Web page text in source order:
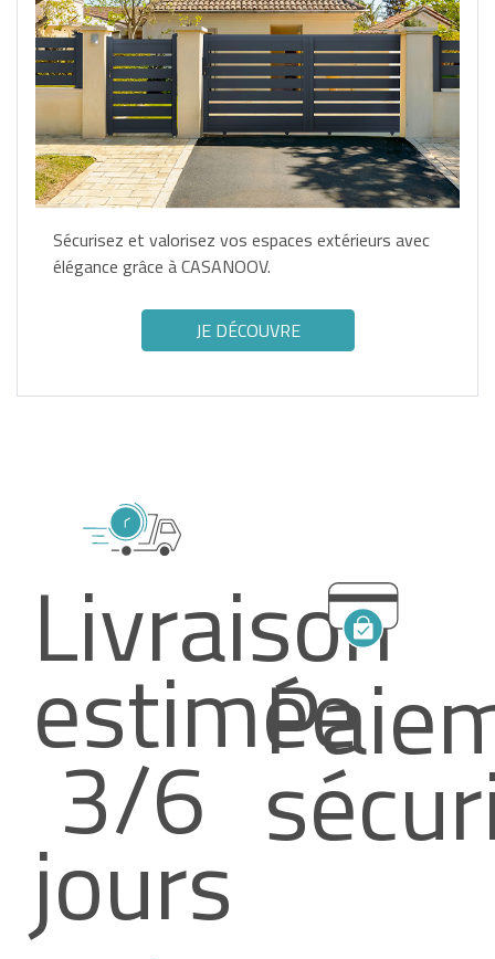
Sécurisez et valorisez vos espaces extérieurs avec
élégance grâce à CASANOOV.
JE DÉCOUVRE
Livraison
estimée
3/6
jours